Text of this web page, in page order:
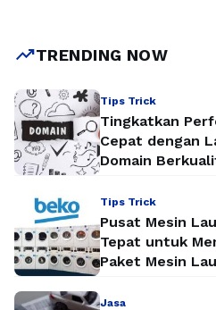
soal PPPK membantu peserta
trending_upTRENDING NOW
Tips Trick
Tingkatkan
Cepat dengan
Domain
Tips Trick
Pusat Mesin
Tepat untuk
Paket Mesin
Jasa